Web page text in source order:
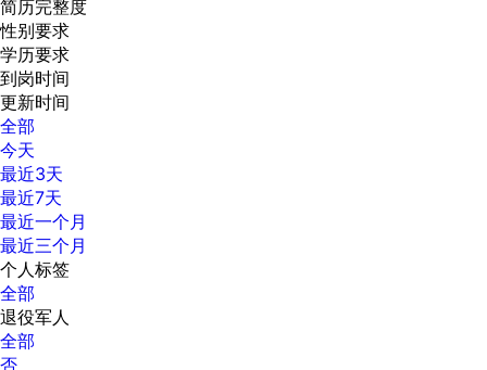
简历完整度
性别要求
学历要求
到岗时间
更新时间
全部
今天
最近3天
最近7天
最近一个月
最近三个月
个人标签
全部
退役军人
全部
否